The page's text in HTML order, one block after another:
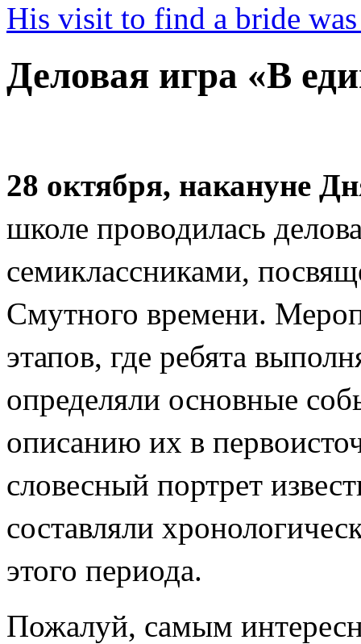
His visit to find a bride
Деловая игра «В
28 октября, накануне
школе проводилась
семиклассниками,
Смутного времени.
этапов, где ребята
определяли основные
описанию их в
словесный портрет
составляли
этого периода.
Пожалуй, самым